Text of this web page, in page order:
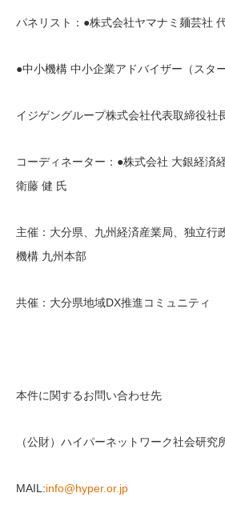
パネリスト：●株式会社ヤマナミ麺芸社
●中小機構 中小企業アドバイザー（スタ
イジゲングループ株式会社代表取締役社
コーディネーター：●株式会社 大銀経済
衛藤 健 氏
主催：大分県、九州経済産業局、独立行
機構 九州本部
共催：大分県地域DX推進コミュニティ
本件に関するお問い合わせ先
（公財）ハイパーネットワーク社会研究
MAIL:info@hyper.or.jp